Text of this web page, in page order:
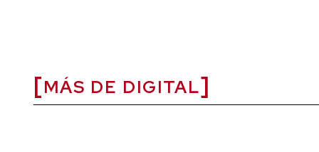
MÁS DE DIGITAL